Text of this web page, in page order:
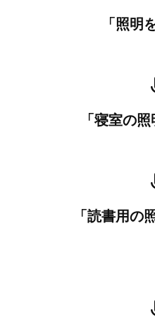
「照明
「寝室の
「読書用の